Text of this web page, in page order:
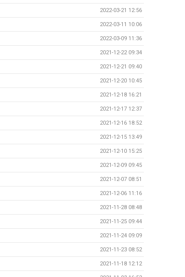
2022-03-21 12:56
2022-03-11 10:06
2022-03-09 11:36
2021-12-22 09:34
2021-12-21 09:40
2021-12-20 10:45
2021-12-18 16:21
2021-12-17 12:37
2021-12-16 18:52
2021-12-15 13:49
2021-12-10 15:25
2021-12-09 09:45
2021-12-07 08:51
2021-12-06 11:16
2021-11-28 08:48
2021-11-25 09:44
2021-11-24 09:09
2021-11-23 08:52
2021-11-18 12:12